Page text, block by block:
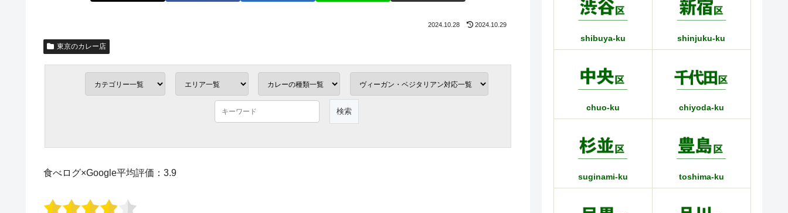
2024.10.28 2024.10.29
東京のカレー店
食べログ×Google平均評価：3.9
shibuya-ku shinjuku-ku
chuo-ku chiyoda-ku
suginami-ku toshima-ku